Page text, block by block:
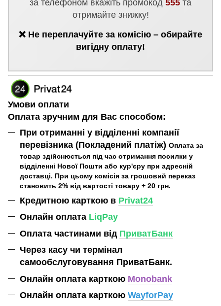
за телефоном вкажіть промокод 555 та
отримайте знижку!
❌ Не переплачуйте за комісію – обирайте
вигідну оплату!
Умови оплати
Оплата зручним для Вас способом:
При отриманні у відділенні компанії
перевізника (Покладений платіж) Оплата за
товар здійснюється під час отримання посилки у
відділенні Нової Пошти або кур'єру при адресній
доставці. При цьому комісія за грошовий переказ
становить 2% від вартості товару + 20 грн.
Кредитною карткою в Privat24
Онлайн оплата LiqPay
Оплата частинами від ПриватБанк
Через касу чи термінал
самообслуговування ПриватБанк.
Онлайн оплата карткою Monobank
Онлайн оплата карткою WayforPay